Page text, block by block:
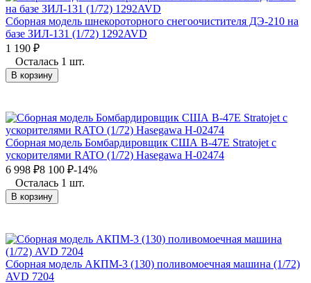
Сборная модель шнекороторного снегоочистителя ДЭ-210 на
базе ЗИЛ-131 (1/72) 1292AVD
1 190 ₽
Осталась 1 шт.
В корзину
Сборная модель Бомбардировщик США B-47E Stratojet c
ускорителями RATO (1/72) Hasegawa H-02474
6 998 ₽8 100 ₽-14%
Осталась 1 шт.
В корзину
Сборная модель АКПМ-3 (130) поливомоечная машина (1/72)
AVD 7204